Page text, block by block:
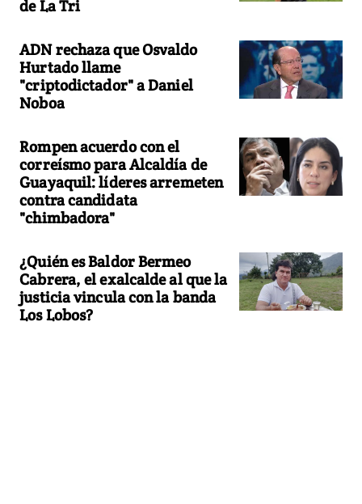
de La Tri
ADN rechaza que Osvaldo
Hurtado llame
"criptodictador" a Daniel
Noboa
Rompen acuerdo con el
correísmo para Alcaldía de
Guayaquil: líderes arremeten
contra candidata
"chimbadora"
¿Quién es Baldor Bermeo
Cabrera, el exalcalde al que la
justicia vincula con la banda
Los Lobos?